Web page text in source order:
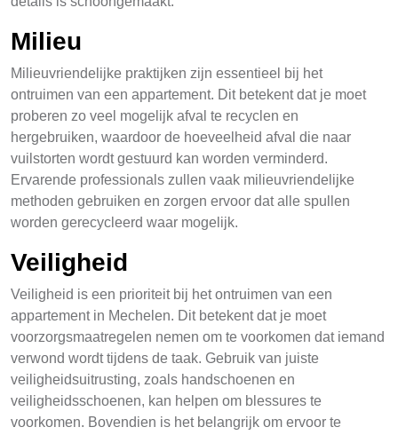
Milieu
Milieuvriendelijke praktijken zijn essentieel bij het
ontruimen van een appartement. Dit betekent dat je moet
proberen zo veel mogelijk afval te recyclen en
hergebruiken, waardoor de hoeveelheid afval die naar
vuilstorten wordt gestuurd kan worden verminderd.
Ervarende professionals zullen vaak milieuvriendelijke
methoden gebruiken en zorgen ervoor dat alle spullen
worden gerecycleerd waar mogelijk.
Veiligheid
Veiligheid is een prioriteit bij het ontruimen van een
appartement in Mechelen. Dit betekent dat je moet
voorzorgsmaatregelen nemen om te voorkomen dat iemand
verwond wordt tijdens de taak. Gebruik van juiste
veiligheidsuitrusting, zoals handschoenen en
veiligheidsschoenen, kan helpen om blessures te
voorkomen. Bovendien is het belangrijk om ervoor te